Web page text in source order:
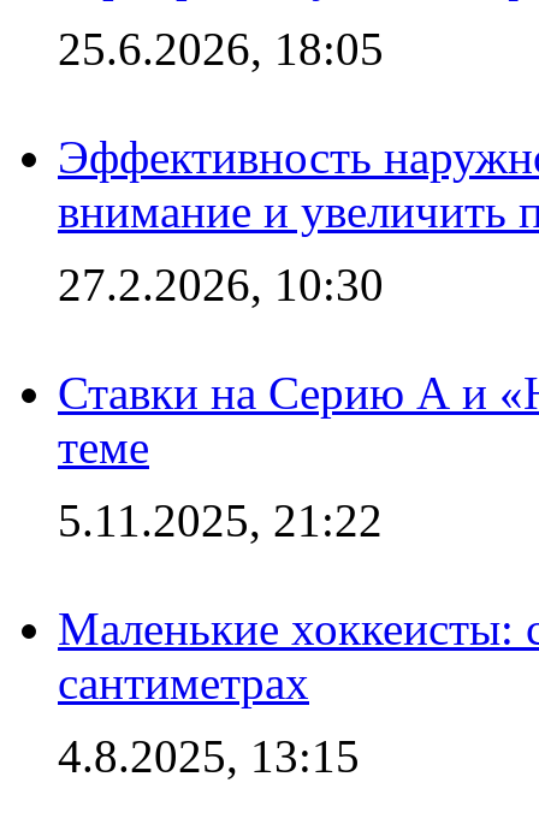
25.6.2026, 18:05
Эффективность
внимание и увеличить
27.2.2026, 10:30
Ставки на Серию А и
теме
5.11.2025, 21:22
Маленькие хоккеисты:
сантиметрах
4.8.2025, 13:15